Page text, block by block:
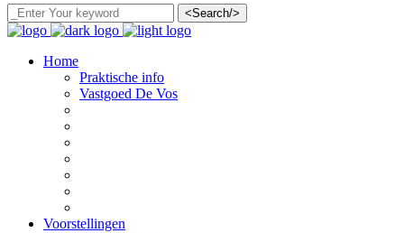
<Search/>
Home
Praktische info
Vastgoed De Vos
Voorstellingen